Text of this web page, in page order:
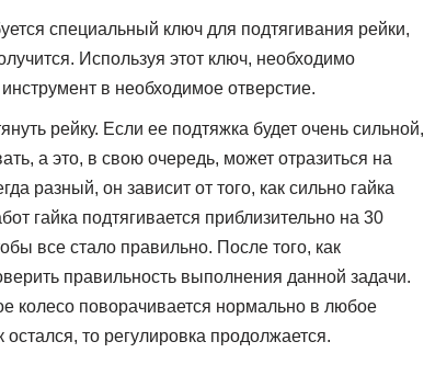
специальный ключ для подтягивания рейки,
Используя этот ключ, необходимо
в необходимое отверстие.
рейку. Если ее подтяжка будет очень сильной,
а это, в свою очередь, может отразиться на
разный, он зависит от того, как сильно гайка
гайка подтягивается приблизительно на 30
все стало правильно. После того, как
правильность выполнения данной задачи.
колесо поворачивается нормально в любое
то регулировка продолжается.